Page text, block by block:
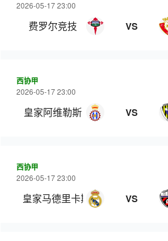
2026-05-17 23:00
费罗尔竞技 VS
西协甲
2026-05-17 23:00
皇家阿维勒斯 VS
西协甲
2026-05-17 23:00
皇家马德里卡斯蒂亚 VS